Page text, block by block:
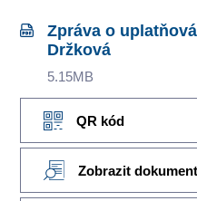
Zpráva o
Držková
5.15MB
QR kód
Zobrazit dokument